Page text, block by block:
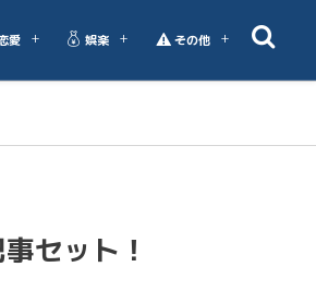
愛 娯楽 その他
セット！